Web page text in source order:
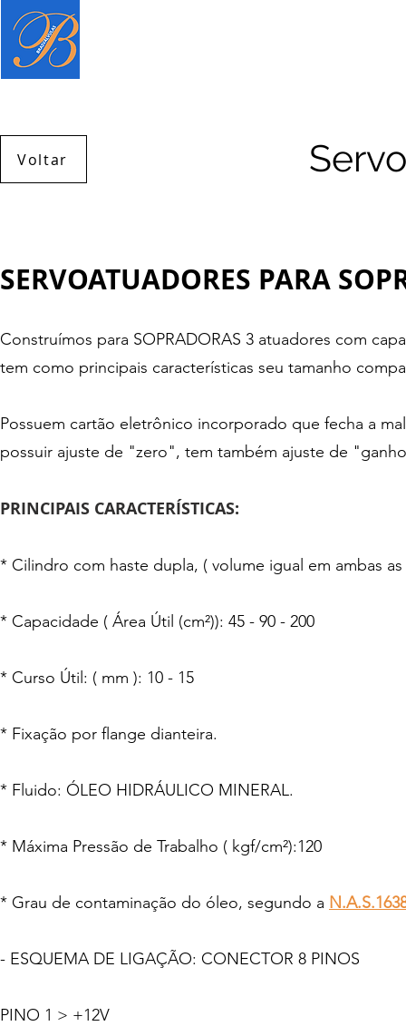
Voltar
SERVOATUADORES PARA
Construímos para SOPRADORAS 3 atuadores com
tem como principais características seu tamanho
Possuem cartão eletrônico incorporado que fecha a
possuir ajuste de "zero", tem também ajuste de
PRINCIPAIS CARACTERÍSTICAS:
* Cilindro com haste dupla, ( volume igual em ambas as
* Capacidade ( Área Útil (cm²)): 45 - 90 - 200
* Curso Útil: ( mm ): 10 - 15
* Fixação por flange dianteira.
* Fluido: ÓLEO HIDRÁULICO MINERAL.
* Máxima Pressão de Trabalho ( kgf/cm²):120
* Grau de contaminação do óleo, segundo a N.A.S
- ESQUEMA DE LIGAÇÃO: CONECTOR 8 PINOS
PINO 1 > +12V